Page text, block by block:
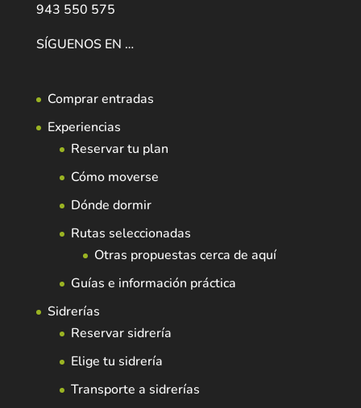
943 550 575
SÍGUENOS EN …
Comprar entradas
Experiencias
Reservar tu plan
Cómo moverse
Dónde dormir
Rutas seleccionadas
Otras propuestas cerca de aquí
Guías e información práctica
Sidrerías
Reservar sidrería
Elige tu sidrería
Transporte a sidrerías